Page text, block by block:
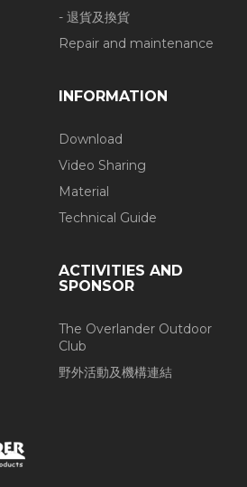
- 退貨及換貨
Repair and maintenance
INFORMATION
Download
Video Sharing
Material
Technical Guide
ACTIVITIES AND
SPONSOR
The Overlander Outdoor
Club
野外活動及機構連結